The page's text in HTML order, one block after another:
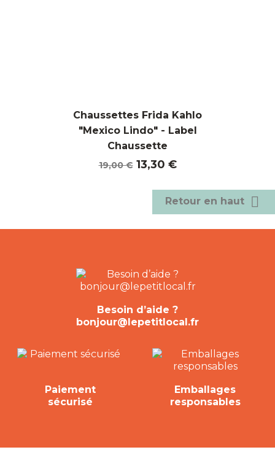
Chaussettes Frida Kahlo
"Mexico Lindo" - Label
Chaussette
Prix
19,00 € Prix
13,30 €
Retour en haut 
Besoin d’aide ?
bonjour@lepetitlocal.fr
Paiement
sécurisé
Emballages
responsables